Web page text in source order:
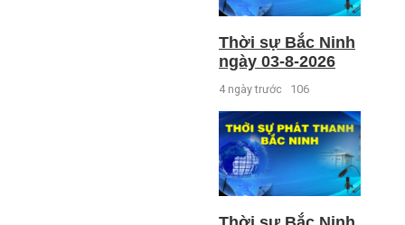
Thời sự Bắc Ninh
ngày 03-8-2026
4 ngày trước 106